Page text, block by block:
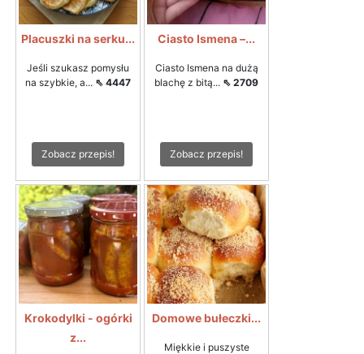
Placuszki na serku...
Jeśli szukasz pomysłu
na szybkie, a... ⇖ 4447
Zobacz przepis!
Ciasto Ismena –...
Ciasto Ismena na dużą
blachę z bitą... ⇖ 2709
Zobacz przepis!
Krokodylki - ogórki
z...
Domowe bułeczki...
Miękkie i puszyste